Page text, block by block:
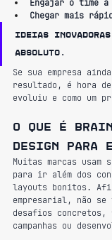
Engajar o time
Chegar mais
Ideias
absoluto.
Se sua empresa
resultado, é hora de
evoluiu e como um
O que é
design para
Muitas marcas usam
para ir além dos
layouts bonitos.
empresarial, não
desafios
campanhas ou